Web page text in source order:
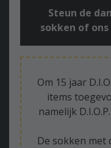
Steun de
sokken of
Om 15 jaar
items
namelijk
De sokken met